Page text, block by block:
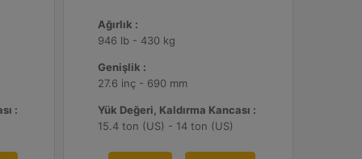
:
Ağırlık :
946 lb - 430 kg
Genişlik :
27.6 inç - 690 mm
Yük Değeri, Kaldırma Kancası :
15.4 ton (US) - 14 ton (US)